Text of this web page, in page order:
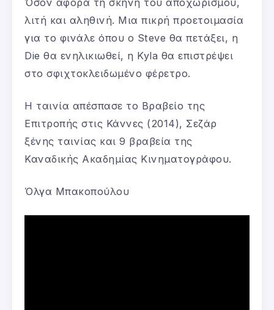
λιτή και αληθινή. Μια πικρή προετοιμασία
για το φινάλε όπου ο Steve θα πετάξει, η
Die θα ενηλικιωθεί, η Kyla θα επιστρέψει
στο σφιχτοκλειδωμένο φέρετρο.
Η ταινία απέσπασε το Βραβείο της
Επιτροπής στις Κάννες (2014), Σεζάρ
ξένης ταινίας και 9 βραβεία της
Καναδικής Ακαδημίας Κινηματογράφου.
Όλγα Μπακοπούλου